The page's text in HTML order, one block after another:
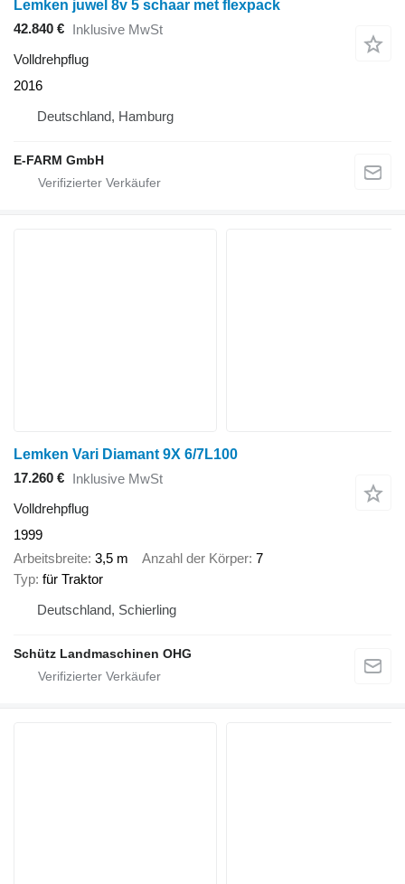
Lemken juwel 8v 5 schaar met flexpack
42.840 € Inklusive MwSt
Volldrehpflug
2016
Deutschland, Hamburg
E-FARM GmbH
Lemken Vari Diamant 9X 6/7L100
17.260 € Inklusive MwSt
Volldrehpflug
1999
Arbeitsbreite 3,5 m Anzahl der Körper 7
Typ für Traktor
Deutschland, Schierling
Schütz Landmaschinen OHG